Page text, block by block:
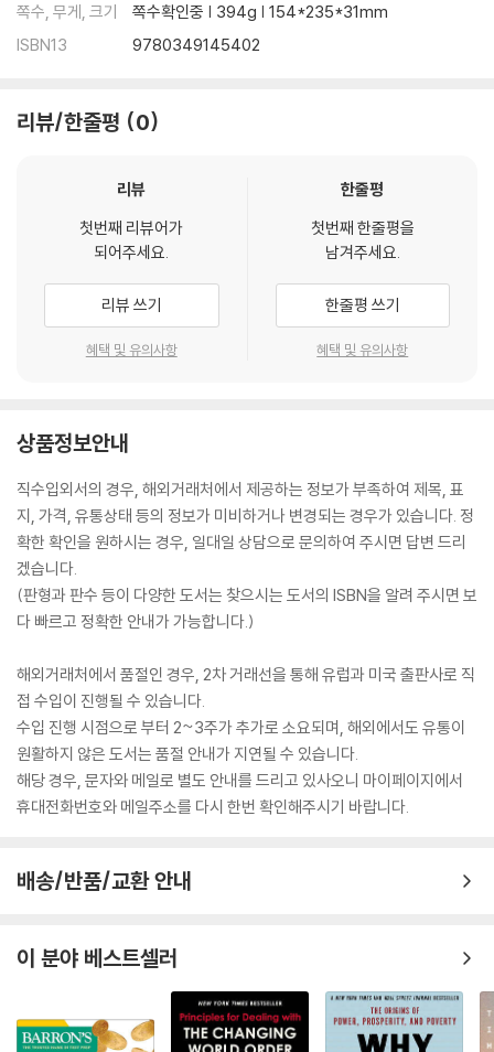
It also analyses the changing economic costs of war and ask
whether war is always bad for the economy.
쪽수, 무게, 크기
쪽수확인중 | 394g | 154*235*31mm
ISBN13
9780349145402
리뷰/한줄평 0
리뷰
첫번째 리뷰어가
되어주세요.
리뷰 쓰기
혜택 및 유의사항
한줄평
첫번째 한줄평을
남겨주세요.
한줄평 쓰기
혜택 및 유의사항
상품정보안내
직수입외서의 경우, 해외거래처에서 제공하는 정보가 부족하여 제목, 표
지, 가격, 유통상태 등의 정보가 미비하거나 변경되는 경우가 있습니다. 정
확한 확인을 원하시는 경우, 일대일 상담으로 문의하여 주시면 답변 드리
겠습니다.
(판형과 판수 등이 다양한 도서는 찾으시는 도서의 ISBN을 알려 주시면 보
다 빠르고 정확한 안내가 가능합니다.)
해외거래처에서 품절인 경우, 2차 거래선을 통해 유럽과 미국 출판사로 직
접 수입이 진행될 수 있습니다.
수입 진행 시점으로 부터 2~3주가 추가로 소요되며, 해외에서도 유통이
원활하지 않은 도서는 품절 안내가 지연될 수 있습니다.
해당 경우, 문자와 메일로 별도 안내를 드리고 있사오니 마이페이지에서
휴대전화번호와 메일주소를 다시 한번 확인해주시기 바랍니다.
배송/반품/교환 안내
이 분야 베스트셀러